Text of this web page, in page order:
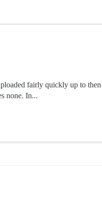
fairly quickly up to
none. In...